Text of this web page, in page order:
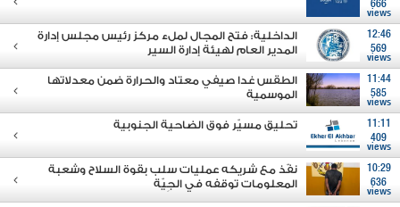
666
views
12:46
569
views
الداخلية: فتح المجال لملء مركز رئيس مجلس إدارة
المدير العام لهيئة إدارة السير
11:44
585
views
الطقس غدا صيفي معتاد والحرارة ضمن معدلاتها
الموسمية
11:11
409
views
تحليق مسيّر فوق الضاحية الجنوبية
10:29
636
views
نفّذ مع شريكه عمليات سلب بقوة السلاح وشعبة
المعلومات توقفه في الجِيّة